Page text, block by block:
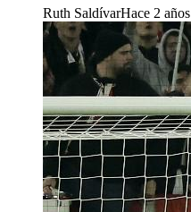
Ruth SaldívarHace 2 años